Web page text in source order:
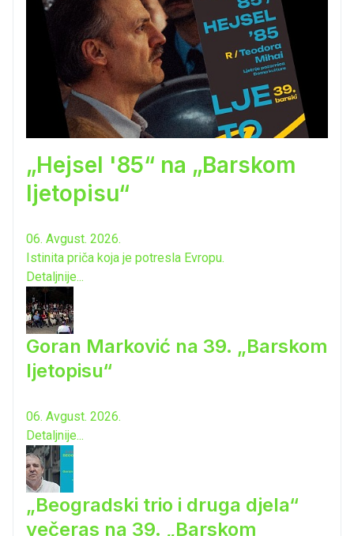
„Hejsel '85“ na „Barskom
ljetopisu“
06. Avgust. 2026.
Istinita priča koja je potresla Evropu.
Detaljnije...
Goran Marković na 39. „Barskom
ljetopisu“
06. Avgust. 2026.
Detaljnije...
„Beogradski trio i druga djela“
večeras na 39. „Barskom